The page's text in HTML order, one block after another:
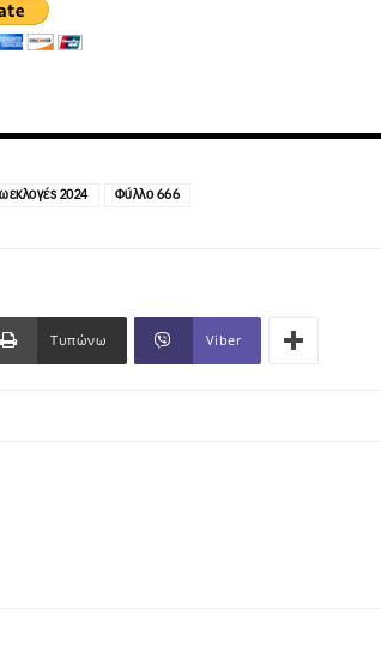
2024 Φύλλο 666
Τυπώνω Viber